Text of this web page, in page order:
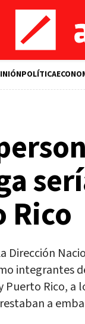
POLÍTICA
Rico
Dirección
integrantes
Rico, a
a